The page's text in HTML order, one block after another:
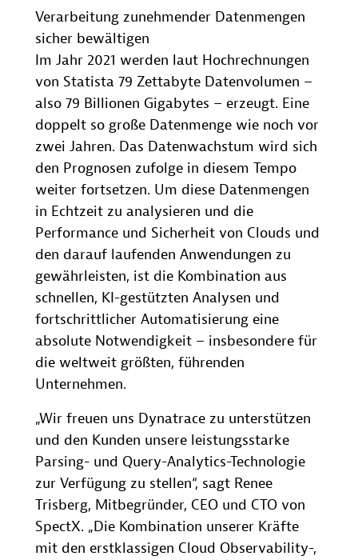
Verarbeitung zunehmender Datenmengen
sicher bewältigen
Im Jahr 2021 werden laut Hochrechnungen
von Statista 79 Zettabyte Datenvolumen –
also 79 Billionen Gigabytes – erzeugt. Eine
doppelt so große Datenmenge wie noch vor
zwei Jahren. Das Datenwachstum wird sich
den Prognosen zufolge in diesem Tempo
weiter fortsetzen. Um diese Datenmengen
in Echtzeit zu analysieren und die
Performance und Sicherheit von Clouds und
den darauf laufenden Anwendungen zu
gewährleisten, ist die Kombination aus
schnellen, KI-gestützten Analysen und
fortschrittlicher Automatisierung eine
absolute Notwendigkeit – insbesondere für
die weltweit größten, führenden
Unternehmen.
„Wir freuen uns Dynatrace zu unterstützen
und den Kunden unsere leistungsstarke
Parsing- und Query-Analytics-Technologie
zur Verfügung zu stellen“, sagt Renee
Trisberg, Mitbegründer, CEO und CTO von
SpectX. „Die Kombination unserer Kräfte
mit den erstklassigen Cloud Observability-,